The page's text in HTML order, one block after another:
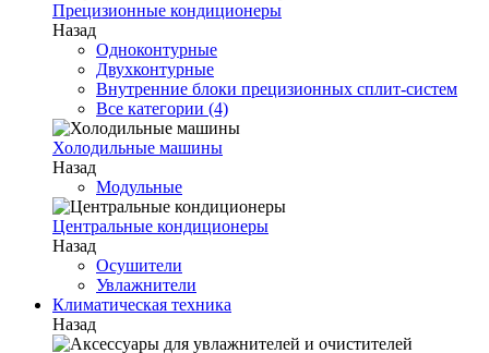
Прецизионные кондиционеры
Назад
Одноконтурные
Двухконтурные
Внутренние блоки прецизионных сплит-систем
Все категории (4)
Холодильные машины
Назад
Модульные
Центральные кондиционеры
Назад
Осушители
Увлажнители
Климатическая техника
Назад